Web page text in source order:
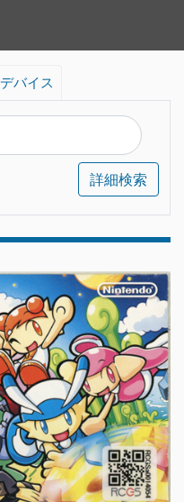
デバイス
詳細検索